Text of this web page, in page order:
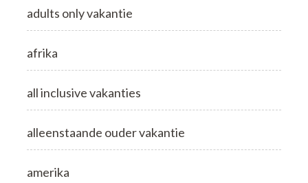
adults only vakantie
afrika
all inclusive vakanties
alleenstaande ouder vakantie
amerika